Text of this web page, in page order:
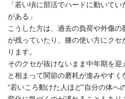
「若い頃に部活でハードに動いて
がある」
こうした方は、過去の負荷や外傷
が残っていたり、膝の使い方にク
ります。
そのクセが抜けないまま中年期を
と相まって関節の磨耗が進みやすく
“若いころ動けた人ほど”自分の体へ